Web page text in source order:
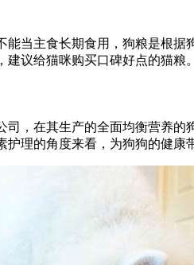
能当主食长期食用，狗粮是根
建议给猫咪购买口碑好点的猫粮。
司，在其生产的全面均衡营养
护理的角度来看，为狗狗的健